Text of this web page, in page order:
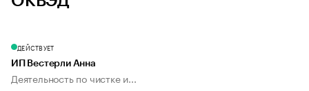
ДЕЙСТВУЕТ
ИП Вестерли Анна
Деятельность по чистке и...